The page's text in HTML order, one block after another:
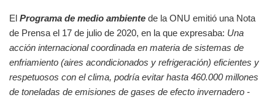
El Programa de medio ambiente de la ONU emitió una Nota
de Prensa el 17 de julio de 2020, en la que expresaba: Una
acción internacional coordinada en materia de sistemas de
enfriamiento (aires acondicionados y refrigeración) eficientes y
respetuosos con el clima, podría evitar hasta 460.000 millones
de toneladas de emisiones de gases de efecto invernadero -